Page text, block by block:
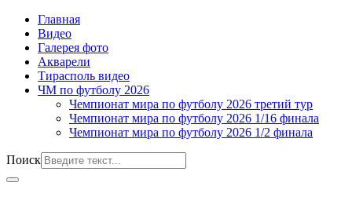
Главная
Видео
Галерея фото
Акварели
Тирасполь видео
ЧМ по футболу 2026
Чемпионат мира по футболу 2026 третий тур
Чемпионат мира по футболу 2026 1/16 финала
Чемпионат мира по футболу 2026 1/2 финала
Поиск